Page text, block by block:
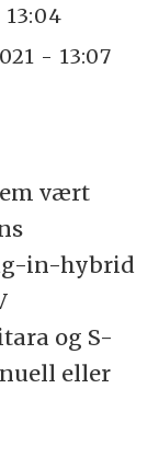
13:04
- 13:07
vært
in-hybrid
og S-
eller